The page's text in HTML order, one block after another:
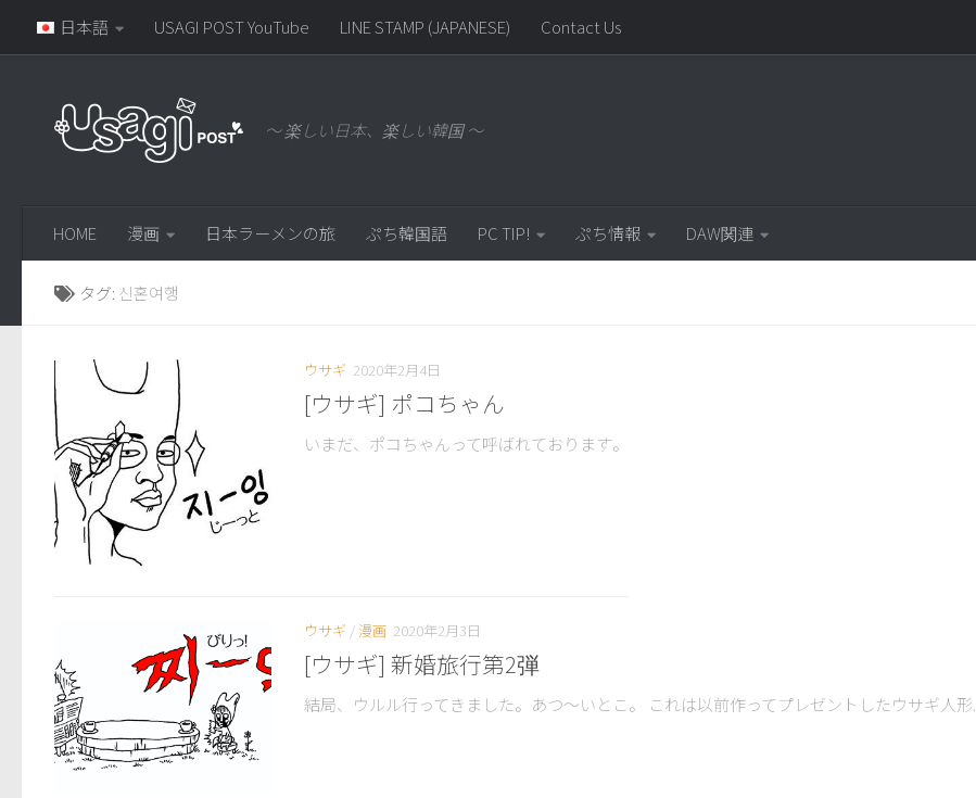
日本語 USAGI POST YouTube LINE STAMP (JAPANESE) Contact Us
～ 楽しい日本、楽しい韓国 ～
HOME 漫画 日本ラーメンの旅 ぷち韓国語 PC TIP! ぷち情報 DAW関連
タグ: 신혼여행
ウサギ 2020年2月4日
[ウサギ] ポコちゃん
いまだ、ポコちゃんって呼ばれております。
ウサギ /漫画 2020年2月3日
[ウサギ] 新婚旅行第2弾
結局、ウルル行ってきました。あつ～いとこ。 これは以前作ってプレゼントしたウサギ人形.